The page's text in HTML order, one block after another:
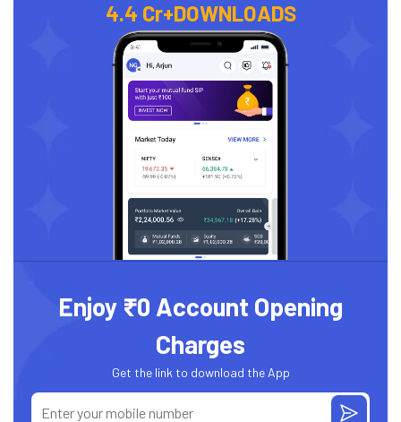
4.4 Cr+DOWNLOADS
Enjoy ₹0 Account Opening
Charges
Get the link to download the App